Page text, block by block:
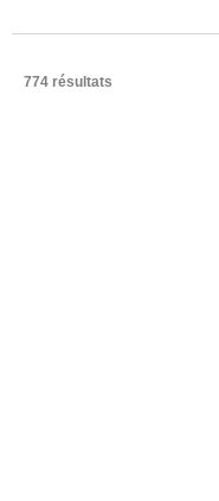
774 résultats